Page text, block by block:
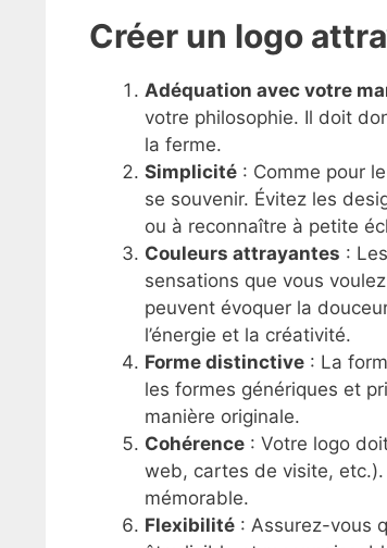
Créer un logo
Adéquation avec votre
votre philosophie. Il doit
la ferme.
Simplicité : Comme pour
se souvenir. Évitez les
ou à reconnaître à petite
Couleurs attrayantes :
sensations que vous voulez
peuvent évoquer la
l’énergie et la créativité.
Forme distinctive : La
les formes génériques et
manière originale.
Cohérence : Votre logo
web, cartes de visite, etc.).
mémorable.
Flexibilité : Assurez-vous